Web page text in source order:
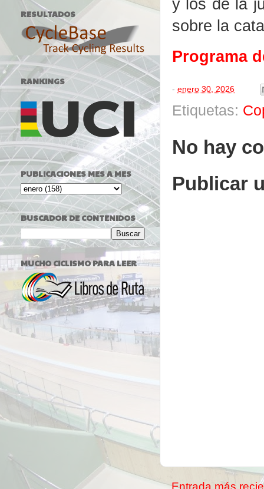
y los de la
sobre la
Programa
- enero 30, 2026
Etiquetas:
No hay
Publicar
RESULTADOS
RANKINGS
PUBLICACIONES MES A MES
BUSCADOR DE CONTENIDOS
MUCHO CICLISMO PARA LEER